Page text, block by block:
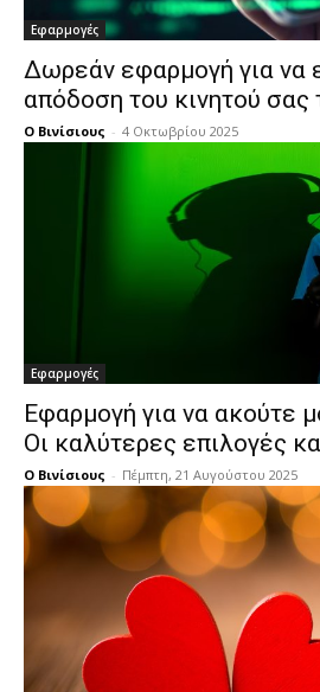
Εφαρμογές
Δωρεάν εφαρμογή για να
απόδοση του κινητού
Ο Βινίσιους - 4 Οκτωβρίου 2025
Εφαρμογές
Εφαρμογή για να ακούτε
Οι καλύτερες επιλογές
Ο Βινίσιους - Πέμπτη, 21 Αυγούστου 2025